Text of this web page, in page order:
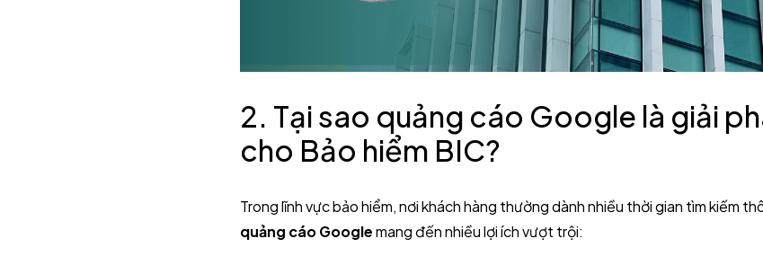
2. Tại sao quảng cáo Google là giải
cho Bảo hiểm BIC?
Trong lĩnh vực bảo hiểm, nơi khách hàng thường dành nhiều thời gian tìm kiếm
quảng cáo Googlemang đến nhiều lợi ích vượt trội: